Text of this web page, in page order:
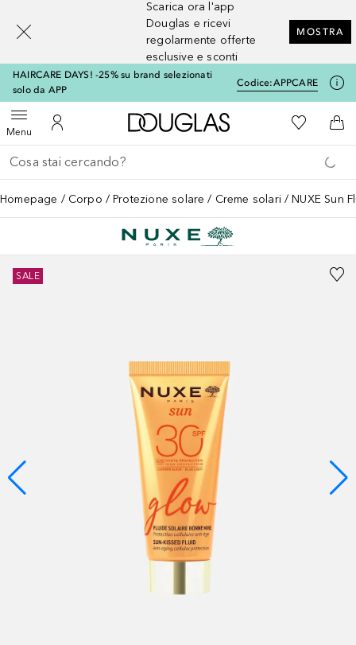
Scarica ora l'app
Douglas e ricevi
regolarmente offerte
esclusive e sconti
MOSTRA
HAIRCARE DAYS! -25% su brand selezionati
solo da APP
Codice:APPCARE
MenuApri menuAl Mio Account
A Douglas HomeAlla Mia
Al
Torna indietro
Esegui ricerca
Homepage Corpo Protezione solare Creme solari NUXE Sun
SALE
[navigation.slideout.screenreader]